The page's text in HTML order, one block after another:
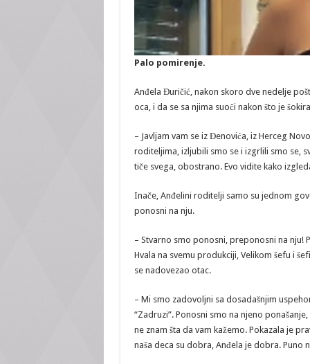
Palo pomirenje.
Anđela Đuričić, nakon skoro dve nedelje
oca, i da se sa njima suoči nakon što je
– Javljam vam se iz Đenovića, iz Herceg
roditeljima, izljubili smo se i izgrlili smo se,
tiče svega, obostrano. Evo vidite kako
Inače, Anđelini roditelji samo su jednom
ponosni na nju.
– Stvarno smo ponosni, preponosni na nju!
Hvala na svemu produkciji, Velikom šefu i
se nadovezao otac.
– Mi smo zadovoljni sa dosadašnjim
“Zadruzi”. Ponosni smo na njeno
ne znam šta da vam kažemo. Pokazala je
naša deca su dobra, Anđela je dobra. Puno